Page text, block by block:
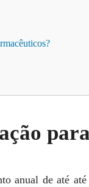
anual de até